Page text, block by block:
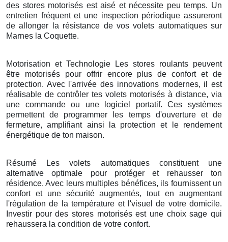
des stores motorisés est aisé et nécessite peu temps. Un
entretien fréquent et une inspection périodique assureront
de allonger la résistance de vos volets automatiques sur
Marnes la Coquette.
Motorisation et Technologie Les stores roulants peuvent
être motorisés pour offrir encore plus de confort et de
protection. Avec l'arrivée des innovations modernes, il est
réalisable de contrôler tes volets motorisés à distance, via
une commande ou une logiciel portatif. Ces systèmes
permettent de programmer les temps d'ouverture et de
fermeture, amplifiant ainsi la protection et le rendement
énergétique de ton maison.
Résumé Les volets automatiques constituent une
alternative optimale pour protéger et rehausser ton
résidence. Avec leurs multiples bénéfices, ils fournissent un
confort et une sécurité augmentés, tout en augmentant
l'régulation de la température et l'visuel de votre domicile.
Investir pour des stores motorisés est une choix sage qui
rehaussera la condition de votre confort.